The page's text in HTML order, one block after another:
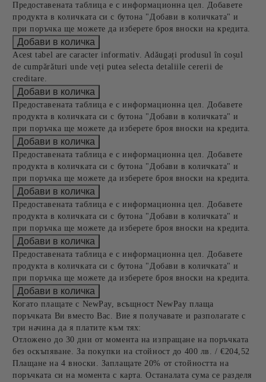
Предоставената таблица е с информационна цел. Добавете
продукта в количката си с бутона "Добави в количката" и
при поръчка ще можете да изберете броя вноски на кредита.
Acest tabel are caracter informativ. Adăugați produsul în coșul
de cumpărături unde veți putea selecta detaliile cererii de
creditare.
Предоставената таблица е с информационна цел. Добавете
продукта в количката си с бутона "Добави в количката" и
при поръчка ще можете да изберете броя вноски на кредита.
Предоставената таблица е с информационна цел. Добавете
продукта в количката си с бутона "Добави в количката" и
при поръчка ще можете да изберете броя вноски на кредита.
Предоставената таблица е с информационна цел. Добавете
продукта в количката си с бутона "Добави в количката" и
при поръчка ще можете да изберете броя вноски на кредита.
Предоставената таблица е с информационна цел. Добавете
продукта в количката си с бутона "Добави в количката" и
при поръчка ще можете да изберете броя вноски на кредита.
Когато плащате с NewPay, всъщност NewPay плаща
поръчката Ви вместо Вас. Вие я получавате и разполагате с
три начина да я платите към тях:
Отложено до 30 дни от момента на изпращане на поръчката
без оскъпяване. За покупки на стойност до 400 лв. / €204,52
Плащане на 4 вноски. Заплащате 20% от стойността на
поръчката си на момента с карта. Останалата сума се разделя